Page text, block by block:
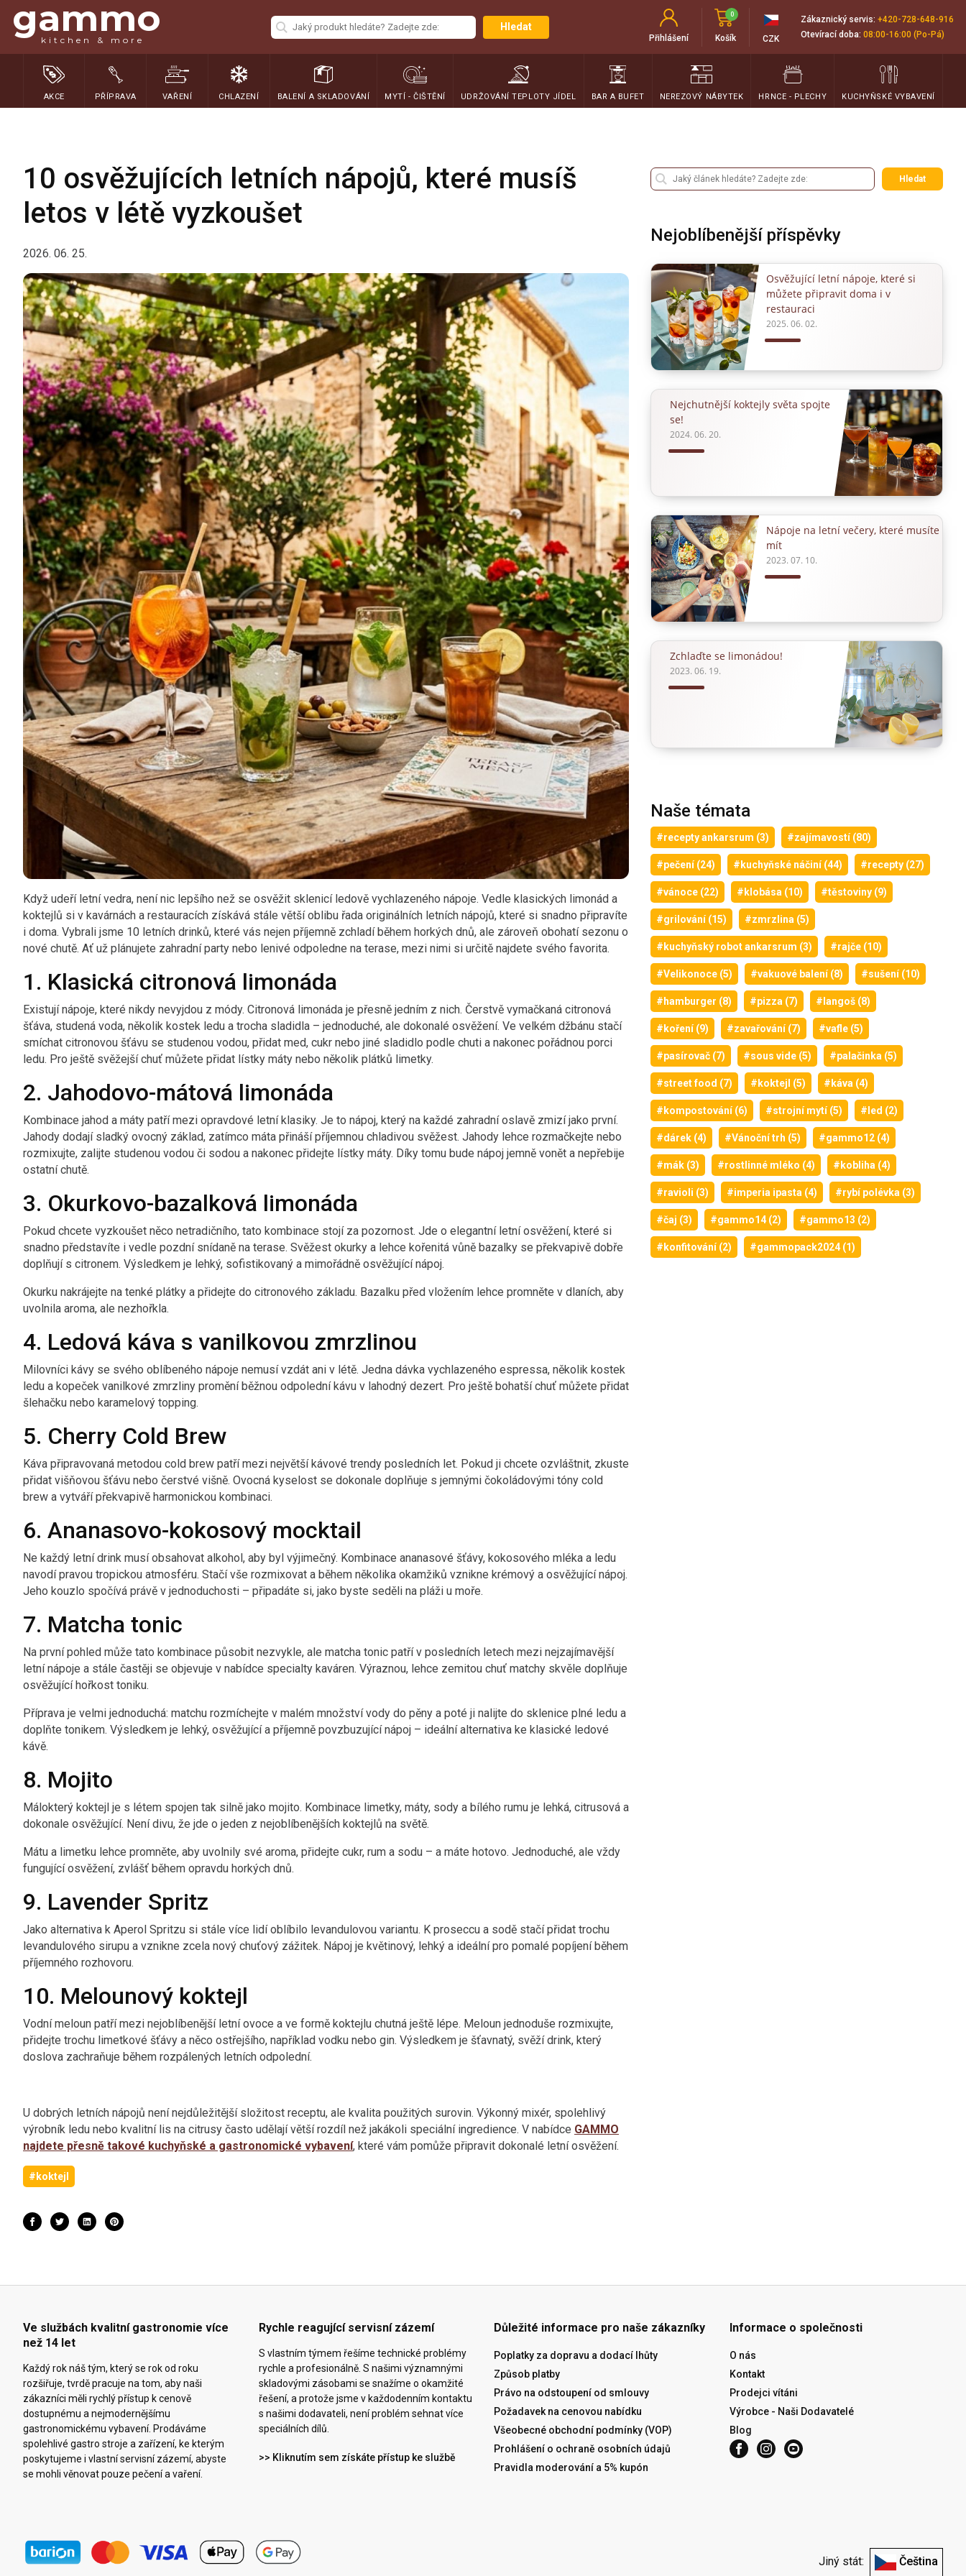
gammo
kitchen & more
Hledat
Přihlášení Košík
0
CZK
Zákaznický servis: +420-728-648-916
Otevírací doba: 08:00-16:00 (Po-Pá)
AKCE PŘÍPRAVA VAŘENÍ CHLAZENÍ BALENÍ A SKLADOVÁNÍ MYTÍ - ČIŠTĚNÍ UDRŽOVÁNÍ TEPLOTY JÍDEL BAR A BUFET NEREZOVÝ NÁBYTEK HRNCE - PLECHY KUCHYŇSKÉ VYBAVENÍ
10 osvěžujících letních nápojů, které musíš
letos v létě vyzkoušet
2026. 06. 25.
Když udeří letní vedra, není nic lepšího než se osvěžit sklenicí ledově vychlazeného nápoje. Vedle klasických limonád a
koktejlů si v kavárnách a restauracích získává stále větší oblibu řada originálních letních nápojů, které si snadno připravíte
i doma. Vybrali jsme 10 letních drinků, které vás nejen příjemně zchladí během horkých dnů, ale zároveň obohatí sezonu o
nové chutě. Ať už plánujete zahradní party nebo lenivé odpoledne na terase, mezi nimi si určitě najdete svého favorita.
1. Klasická citronová limonáda
Existují nápoje, které nikdy nevyjdou z módy. Citronová limonáda je přesně jedním z nich. Čerstvě vymačkaná citronová
šťáva, studená voda, několik kostek ledu a trocha sladidla – jednoduché, ale dokonalé osvěžení. Ve velkém džbánu stačí
smíchat citronovou šťávu se studenou vodou, přidat med, cukr nebo jiné sladidlo podle chuti a nakonec pořádnou porci
ledu. Pro ještě svěžejší chuť můžete přidat lístky máty nebo několik plátků limetky.
2. Jahodovo-mátová limonáda
Kombinace jahod a máty patří mezi opravdové letní klasiky. Je to nápoj, který na každé zahradní oslavě zmizí jako první.
Jahody dodají sladký ovocný základ, zatímco máta přináší příjemnou chladivou svěžest. Jahody lehce rozmačkejte nebo
rozmixujte, zalijte studenou vodou či sodou a nakonec přidejte lístky máty. Díky tomu bude nápoj jemně vonět a nepřebije
ostatní chutě.
3. Okurkovo-bazalková limonáda
Pokud chcete vyzkoušet něco netradičního, tato kombinace stojí za pozornost. Jde o elegantní letní osvěžení, které si
snadno představíte i vedle pozdní snídaně na terase. Svěžest okurky a lehce kořenitá vůně bazalky se překvapivě dobře
doplňují s citronem. Výsledkem je lehký, sofistikovaný a mimořádně osvěžující nápoj.
Okurku nakrájejte na tenké plátky a přidejte do citronového základu. Bazalku před vložením lehce promněte v dlaních, aby
uvolnila aroma, ale nezhořkla.
4. Ledová káva s vanilkovou zmrzlinou
Milovníci kávy se svého oblíbeného nápoje nemusí vzdát ani v létě. Jedna dávka vychlazeného espressa, několik kostek
ledu a kopeček vanilkové zmrzliny promění běžnou odpolední kávu v lahodný dezert. Pro ještě bohatší chuť můžete přidat
šlehačku nebo karamelový topping.
5. Cherry Cold Brew
Káva připravovaná metodou cold brew patří mezi největší kávové trendy posledních let. Pokud ji chcete ozvláštnit, zkuste
přidat višňovou šťávu nebo čerstvé višně. Ovocná kyselost se dokonale doplňuje s jemnými čokoládovými tóny cold
brew a vytváří překvapivě harmonickou kombinaci.
6. Ananasovo-kokosový mocktail
Ne každý letní drink musí obsahovat alkohol, aby byl výjimečný. Kombinace ananasové šťávy, kokosového mléka a ledu
navodí pravou tropickou atmosféru. Stačí vše rozmixovat a během několika okamžiků vznikne krémový a osvěžující nápoj.
Jeho kouzlo spočívá právě v jednoduchosti – připadáte si, jako byste seděli na pláži u moře.
7. Matcha tonic
Na první pohled může tato kombinace působit nezvykle, ale matcha tonic patří v posledních letech mezi nejzajímavější
letní nápoje a stále častěji se objevuje v nabídce specialty kaváren. Výraznou, lehce zemitou chuť matchy skvěle doplňuje
osvěžující hořkost toniku.
Příprava je velmi jednoduchá: matchu rozmíchejte v malém množství vody do pěny a poté ji nalijte do sklenice plné ledu a
doplňte tonikem. Výsledkem je lehký, osvěžující a příjemně povzbuzující nápoj – ideální alternativa ke klasické ledové
kávě.
8. Mojito
Málokterý koktejl je s létem spojen tak silně jako mojito. Kombinace limetky, máty, sody a bílého rumu je lehká, citrusová a
dokonale osvěžující. Není divu, že jde o jeden z nejoblíbenějších koktejlů na světě.
Mátu a limetku lehce promněte, aby uvolnily své aroma, přidejte cukr, rum a sodu – a máte hotovo. Jednoduché, ale vždy
fungující osvěžení, zvlášť během opravdu horkých dnů.
9. Lavender Spritz
Jako alternativa k Aperol Spritzu si stále více lidí oblíbilo levandulovou variantu. K proseccu a sodě stačí přidat trochu
levandulového sirupu a vznikne zcela nový chuťový zážitek. Nápoj je květinový, lehký a ideální pro pomalé popíjení během
příjemného rozhovoru.
10. Melounový koktejl
Vodní meloun patří mezi nejoblíbenější letní ovoce a ve formě koktejlu chutná ještě lépe. Meloun jednoduše rozmixujte,
přidejte trochu limetkové šťávy a něco ostřejšího, například vodku nebo gin. Výsledkem je šťavnatý, svěží drink, který
doslova zachraňuje během rozpálených letních odpolední.
U dobrých letních nápojů není nejdůležitější složitost receptu, ale kvalita použitých surovin. Výkonný mixér, spolehlivý
výrobník ledu nebo kvalitní lis na citrusy často udělají větší rozdíl než jakákoli speciální ingredience. V nabídce GAMMO
najdete přesně takové kuchyňské a gastronomické vybavení, které vám pomůže připravit dokonalé letní osvěžení.
#koktejl
Hledat
Nejoblíbenější příspěvky
Osvěžující letní nápoje, které si
můžete připravit doma i v
restauraci
2025. 06. 02.
Nejchutnější koktejly světa spojte
se!
2024. 06. 20.
Nápoje na letní večery, které musíte
mít
2023. 07. 10.
Zchlaďte se limonádou!
2023. 06. 19.
Naše témata
#recepty ankarsrum (3) #zajímavostí (80)
#pečení (24) #kuchyňské náčiní (44) #recepty (27)
#vánoce (22) #klobása (10) #těstoviny (9)
#grilování (15) #zmrzlina (5)
#kuchyňský robot ankarsrum (3) #rajče (10)
#Velikonoce (5) #vakuové balení (8) #sušení (10)
#hamburger (8) #pizza (7) #langoš (8)
#koření (9) #zavařování (7) #vafle (5)
#pasírovač (7) #sous vide (5) #palačinka (5)
#street food (7) #koktejl (5) #káva (4)
#kompostování (6) #strojní mytí (5) #led (2)
#dárek (4) #Vánoční trh (5) #gammo12 (4)
#mák (3) #rostlinné mléko (4) #kobliha (4)
#ravioli (3) #imperia ipasta (4) #rybí polévka (3)
#čaj (3) #gammo14 (2) #gammo13 (2)
#konfitování (2) #gammopack2024 (1)
Ve službách kvalitní gastronomie více
než 14 let
Každý rok náš tým, který se rok od roku
rozšiřuje, tvrdě pracuje na tom, aby naši
zákazníci měli rychlý přístup k cenově
dostupnému a nejmodernějšímu
gastronomickému vybavení. Prodáváme
spolehlivé gastro stroje a zařízení, ke kterým
poskytujeme i vlastní servisní zázemí, abyste
se mohli věnovat pouze pečení a vaření.
Rychle reagující servisní zázemí
S vlastním týmem řešíme technické problémy
rychle a profesionálně. S našimi významnými
skladovými zásobami se snažíme o okamžité
řešení, a protože jsme v každodenním kontaktu
s našimi dodavateli, není problém sehnat více
speciálních dílů.
>> Kliknutím sem získáte přístup ke službě
Důležité informace pro naše zákazníky
Poplatky za dopravu a dodací lhůty
Způsob platby
Právo na odstoupení od smlouvy
Požadavek na cenovou nabídku
Všeobecné obchodní podmínky (VOP)
Prohlášení o ochraně osobních údajů
Pravidla moderování a 5% kupón
Informace o společnosti
O nás
Kontakt
Prodejci vítáni
Výrobce - Naši Dodavatelé
Blog
Jiný stát: Čeština